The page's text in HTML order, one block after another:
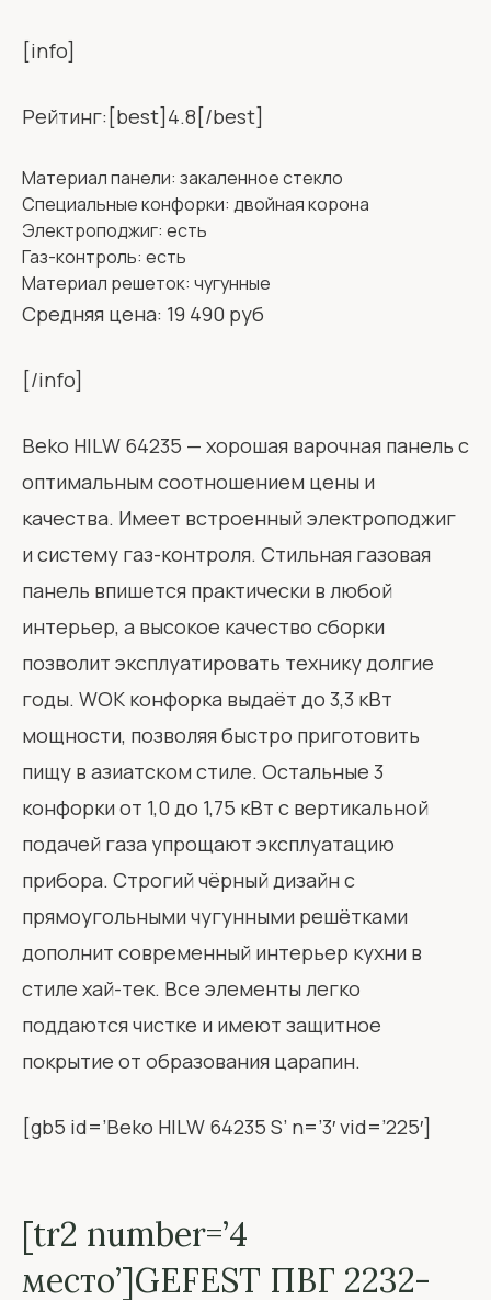
[info]
Рейтинг:[best]4.8[/best]
Материал панели: закаленное стекло
Специальные конфорки: двойная корона
Электроподжиг: есть
Газ-контроль: есть
Материал решеток: чугунные
Средняя цена: 19 490 руб
[/info]
Beko HILW 64235 — хорошая варочная панель с
оптимальным соотношением цены и
качества. Имеет встроенный электроподжиг
и систему газ-контроля. Стильная газовая
панель впишется практически в любой
интерьер, а высокое качество сборки
позволит эксплуатировать технику долгие
годы. WOK конфорка выдаёт до 3,3 кВт
мощности, позволяя быстро приготовить
пищу в азиатском стиле. Остальные 3
конфорки от 1,0 до 1,75 кВт с вертикальной
подачей газа упрощают эксплуатацию
прибора. Строгий чёрный дизайн с
прямоугольными чугунными решётками
дополнит современный интерьер кухни в
стиле хай-тек. Все элементы легко
поддаются чистке и имеют защитное
покрытие от образования царапин.
[gb5 id=’Beko HILW 64235 S’ n=’3′ vid=’225′]
[tr2 number=’4
место’]GEFEST ПВГ 2232-